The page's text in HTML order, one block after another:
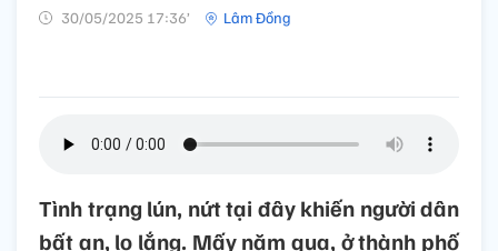
30/05/2025 17:36’ Lâm Đồng
Tình trạng lún, nứt tại đây khiến người dân
bất an, lo lắng. Mấy năm qua, ở thành phố